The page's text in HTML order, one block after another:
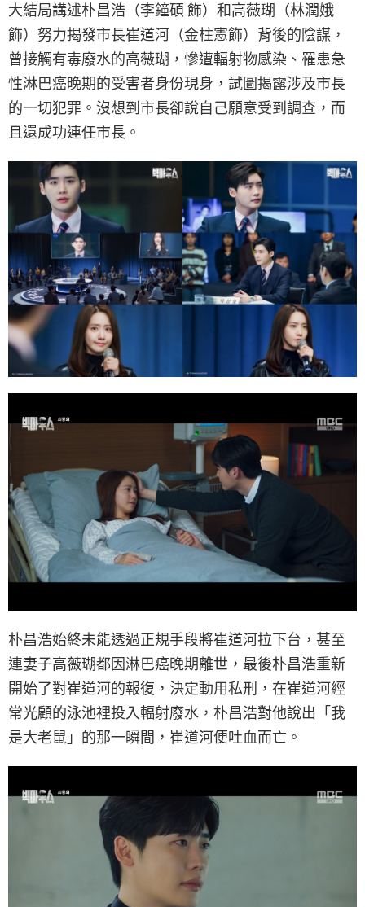
大結局講述朴昌浩（李鐘碩 飾）和高薇瑚（林潤娥
飾）努力揭發市長崔道河（金柱憲飾）背後的陰謀，
曾接觸有毒廢水的高薇瑚，慘遭輻射物感染、罹患急
性淋巴癌晚期的受害者身份現身，試圖揭露涉及市長
的一切犯罪。沒想到市長卻說自己願意受到調查，而
且還成功連任市長。
朴昌浩始終未能透過正規手段將崔道河拉下台，甚至
連妻子高薇瑚都因淋巴癌晚期離世，最後朴昌浩重新
開始了對崔道河的報復，決定動用私刑，在崔道河經
常光顧的泳池裡投入輻射廢水，朴昌浩對他說出「我
是大老鼠」的那一瞬間，崔道河便吐血而亡。